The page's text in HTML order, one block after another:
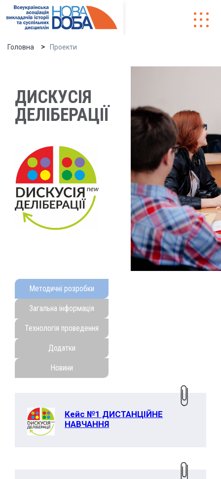
Головна Проекти
ДИСКУСІЯ
ДЕЛІБЕРАЦІЇ
Методичні розробки
Загальна інформація
Технологія проведення
Додатки
Новини
Кейс №1 ДИСТАНЦІЙНЕ
НАВЧАННЯ